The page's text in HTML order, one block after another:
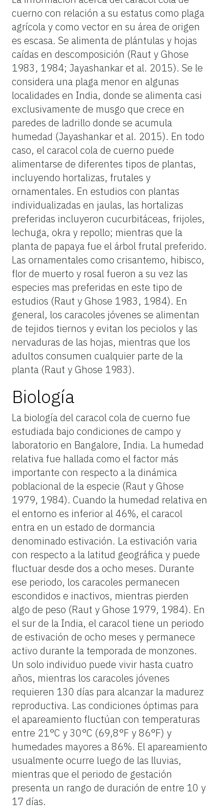
cuerno con relación a su estatus como plaga
agrícola y como vector en su área de origen
es escasa. Se alimenta de plántulas y hojas
caídas en descomposición (Raut y Ghose
1983, 1984; Jayashankar et al. 2015). Se le
considera una plaga menor en algunas
localidades en India, donde se alimenta casi
exclusivamente de musgo que crece en
paredes de ladrillo donde se acumula
humedad (Jayashankar et al. 2015). En todo
caso, el caracol cola de cuerno puede
alimentarse de diferentes tipos de plantas,
incluyendo hortalizas, frutales y
ornamentales. En estudios con plantas
individualizadas en jaulas, las hortalizas
preferidas incluyeron cucurbitáceas, frijoles,
lechuga, okra y repollo; mientras que la
planta de papaya fue el árbol frutal preferido.
Las ornamentales como crisantemo, hibisco,
flor de muerto y rosal fueron a su vez las
especies mas preferidas en este tipo de
estudios (Raut y Ghose 1983, 1984). En
general, los caracoles jóvenes se alimentan
de tejidos tiernos y evitan los peciolos y las
nervaduras de las hojas, mientras que los
adultos consumen cualquier parte de la
planta (Raut y Ghose 1983).
Biología
La biología del caracol cola de cuerno fue
estudiada bajo condiciones de campo y
laboratorio en Bangalore, India. La humedad
relativa fue hallada como el factor más
importante con respecto a la dinámica
poblacional de la especie (Raut y Ghose
1979, 1984). Cuando la humedad relativa en
el entorno es inferior al 46%, el caracol
entra en un estado de dormancia
denominado estivación. La estivación varia
con respecto a la latitud geográfica y puede
fluctuar desde dos a ocho meses. Durante
ese periodo, los caracoles permanecen
escondidos e inactivos, mientras pierden
algo de peso (Raut y Ghose 1979, 1984). En
el sur de la India, el caracol tiene un periodo
de estivación de ocho meses y permanece
activo durante la temporada de monzones.
Un solo individuo puede vivir hasta cuatro
años, mientras los caracoles jóvenes
requieren 130 días para alcanzar la madurez
reproductiva. Las condiciones óptimas para
el apareamiento fluctúan con temperaturas
entre 21°C y 30°C (69,8°F y 86°F) y
humedades mayores a 86%. El apareamiento
usualmente ocurre luego de las lluvias,
mientras que el periodo de gestación
presenta un rango de duración de entre 10 y
17 días.